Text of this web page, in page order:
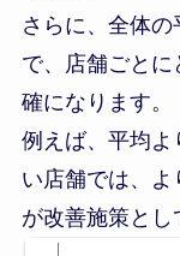
さらに、全体
で、店舗ごとに
確になります。
例えば、平均よ
い店舗では、よ
が改善施策とし